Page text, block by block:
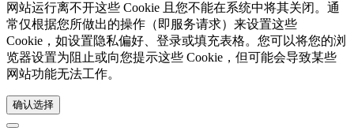
网站运行离不开这些 Cookie 且您不能在系统中将其关闭。通
常仅根据您所做出的操作（即服务请求）来设置这些
Cookie，如设置隐私偏好、登录或填充表格。您可以将您的浏
览器设置为阻止或向您提示这些 Cookie，但可能会导致某些
网站功能无法工作。
确认选择